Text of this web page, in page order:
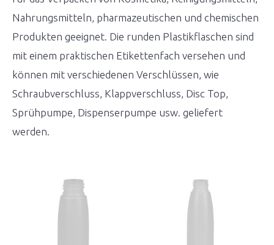
Nahrungsmitteln, pharmazeutischen und chemischen
Produkten geeignet. Die runden Plastikflaschen sind
mit einem praktischen Etikettenfach versehen und
können mit verschiedenen Verschlüssen, wie
Schraubverschluss, Klappverschluss, Disc Top,
Sprühpumpe, Dispenserpumpe usw. geliefert
werden.